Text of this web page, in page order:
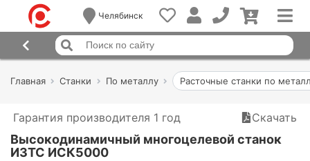
Челябинск
Главная Станки По металлу Расточные станки по
Гарантия производителя 1 год Скачать
Высокодинамичный многоцелевой станок
ИЗТС ИСК5000